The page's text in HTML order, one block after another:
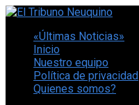
«Últimas Noticias»
Inicio
Nuestro equipo
Política de privacidad
Quienes somos?